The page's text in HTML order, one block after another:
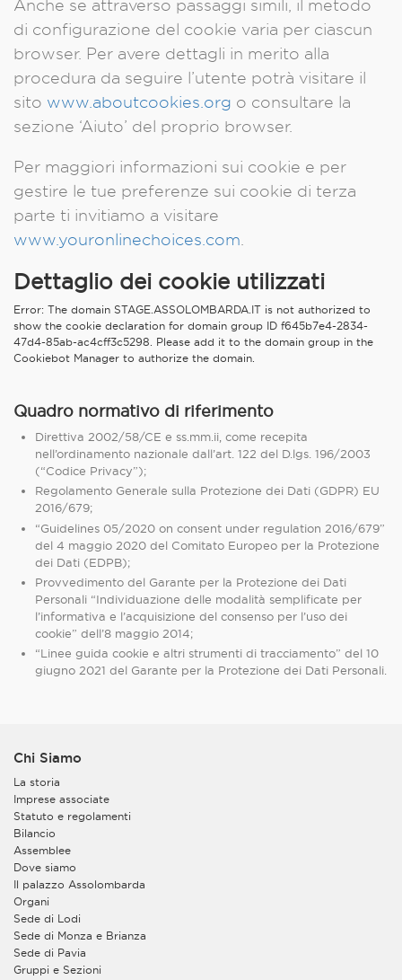
Anche se attraverso passaggi simili, il metodo
di configurazione del cookie varia per ciascun
browser. Per avere dettagli in merito alla
procedura da seguire l’utente potrà visitare il
sito www.aboutcookies.org o consultare la
sezione ‘Aiuto’ del proprio browser.
Per maggiori informazioni sui cookie e per
gestire le tue preferenze sui cookie di terza
parte ti invitiamo a visitare
www.youronlinechoices.com
Dettaglio dei cookie utilizzati
Error: The domain STAGE.ASSOLOMBARDA.IT is not authorized to
show the cookie declaration for domain group ID f645b7e4-2834-
47d4-85ab-ac4cff3c5298. Please add it to the domain group in the
Cookiebot Manager to authorize the domain.
Quadro normativo di riferimento
Direttiva 2002/58/CE e ss.mm.ii, come recepita
nell’ordinamento nazionale dall’art. 122 del D.lgs. 196/2003
(“Codice Privacy”);
Regolamento Generale sulla Protezione dei Dati (GDPR) EU
2016/679;
“Guidelines 05/2020 on consent under regulation 2016/679”
del 4 maggio 2020 del Comitato Europeo per la Protezione
dei Dati (EDPB);
Provvedimento del Garante per la Protezione dei Dati
Personali “Individuazione delle modalità semplificate per
l’informativa e l’acquisizione del consenso per l’uso dei
cookie” dell’8 maggio 2014;
“Linee guida cookie e altri strumenti di tracciamento” del 10
giugno 2021 del Garante per la Protezione dei Dati Personali.
Chi Siamo
La storia
Imprese associate
Statuto e regolamenti
Bilancio
Assemblee
Dove siamo
Il palazzo Assolombarda
Organi
Sede di Lodi
Sede di Monza e Brianza
Sede di Pavia
Gruppi e Sezioni